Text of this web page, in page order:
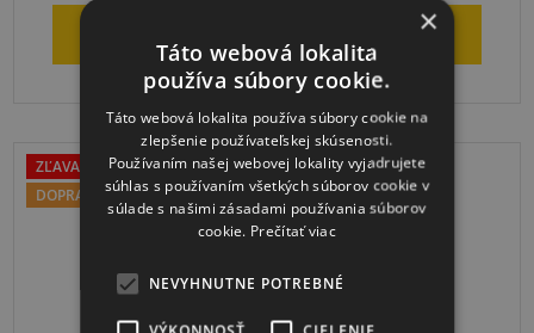
5
hviezdičiek.
DO KOŠÍKA
ZĽAVA OD 5KS
DOPRAVA ZADARMO
×
Táto webová lokalita
používa súbory cookie.
Táto webová lokalita používa súbory cookie na
zlepšenie používateľskej skúsenosti.
Používaním našej webovej lokality vyjadrujete
súhlas s používaním všetkých súborov cookie v
súlade s našimi zásadami používania súborov
cookie. Prečítať viac
NEVYHNUTNE POTREBNÉ